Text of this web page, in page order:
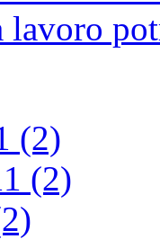
lavoro
(2)
(2)